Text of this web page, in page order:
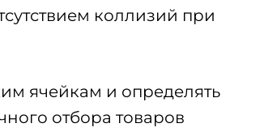
коллизий при
ячейкам и определять
отбора товаров